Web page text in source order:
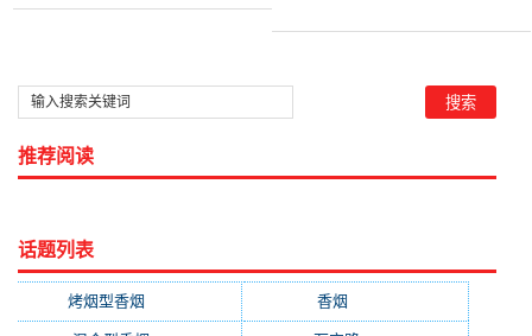
推荐阅读
话题列表
烤烟型香烟 香烟